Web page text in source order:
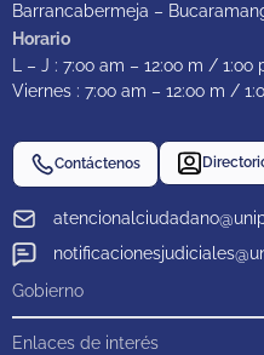
Barrancabermeja –
Horario
L – J : 7:oo am – 12:oo m /
Viernes : 7:oo am – 12:oo m /
Contáctenos
Gobierno
Enlaces de interés